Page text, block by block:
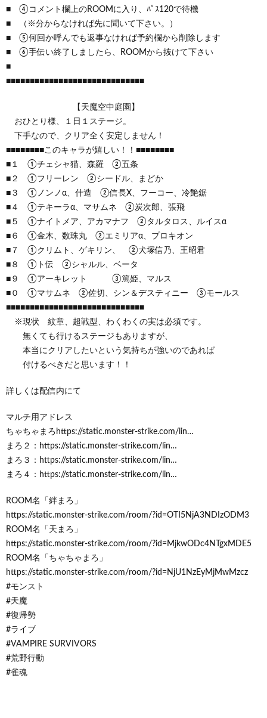
■ ④コメント欄上のROOMに入り、ﾊﾟｽ120で待機
■ （※分からなければ先に聞いて下さい。）
■ ⑤何回か呼んでも返事なければ予約欄から削除します
■ ⑥手伝い終了しましたら、ROOMから抜けて下さい
■
■■■■■■■■■■■■■■■■■■■■■■■■■■■■■
【天魔空中庭園】
おひとり様、１日１ステージ。
下手なので、クリア全く安定しません！
■■■■■■■■このキャラが嬉しい！！■■■■■■■■
■１ ①チェシャ猫、森羅 ②五条
■２ ①フリーレン ②シードル、まどか
■３ ①ノンノα、什造 ②信長X、フーコー、冷艶鋸
■４ ①テキーラα、マサムネ ②炭次郎、張飛
■５ ①ナイトメア、アカマナフ ②タルタロス、ルイスα
■６ ①金木、数珠丸 ②エミリアα、プロキオン
■７ ①クリムト、ゲキリン、 ②犬塚信乃、王昭君
■８ ①ト伝 ②シャルル、ベータ
■９ ①アーキレット ③篤姫、マルス
■０ ①マサムネ ②佐切、シン＆デスティニー ③モールス
■■■■■■■■■■■■■■■■■■■■■■■■■■■■■
※現状 紋章、超戦型、わくわくの実は必須です。
無くても行けるステージもありますが、
本当にクリアしたいという気持ちが強いのであれば
付けるべきだと思います！！
詳しくは配信内にて
マルチ用アドレス
ちゃちゃまろhttps://static.monster-strike.com/lin…
まろ２：https://static.monster-strike.com/lin…
まろ３：https://static.monster-strike.com/lin…
まろ４：https://static.monster-strike.com/lin…
ROOM名「絆まろ」
https://static.monster-strike.com/room/?id=OTI5NjA3NDIzODM3
ROOM名「天まろ」
https://static.monster-strike.com/room/?id=MjkwODc4NTgxMDE5
ROOM名「ちゃちゃまろ」
https://static.monster-strike.com/room/?id=NjU1NzEyMjMwMzcz
#モンスト
#天魔
#復帰勢
#ライブ
#VAMPIRE SURVIVORS
#荒野行動
#雀魂